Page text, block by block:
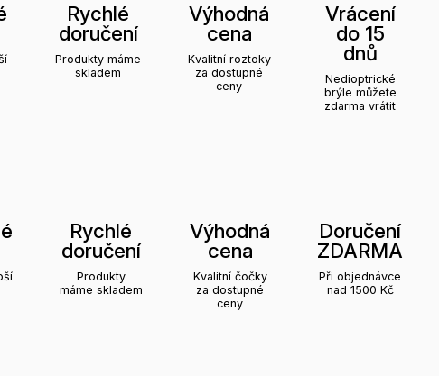
Rychlé
doručení
Produkty máme
skladem
Výhodná
cena
Kvalitní roztoky
za dostupné
ceny
Vrácení
do 15
dnů
Nedioptrické
brýle můžete
zdarma vrátit
Rychlé
doručení
Produkty
máme skladem
Výhodná
cena
Kvalitní čočky
za dostupné
ceny
Doručení
ZDARMA
Při objednávce
nad 1500 Kč